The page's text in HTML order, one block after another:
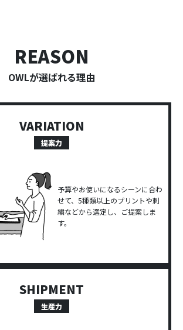
REASON
OWLが選ばれる理由
VARIATION
提案力
予算やお使いになるシーンに合わ
せて、5種類以上のプリントや刺
繍などから選定し、ご提案しま
す。
SHIPMENT
生産力